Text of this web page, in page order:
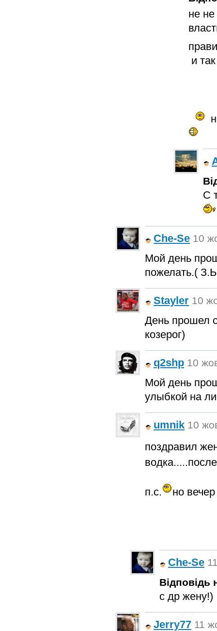
не не
и
С
Che-Se 10
Мой день
пожелать.(
Stayler 10
День прошел
козерог)
q2shp 10
Мой день
улыбкой на
umnik 10
поздравил
п.с. но
Che-Se
Відповідь
с др жену!)
Jerry77 11